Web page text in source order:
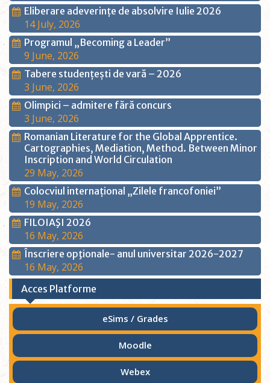
Eliberare adeverințe de absolvire Iulie 2026
14 July, 2026
Programul „Becoming a Leader”
9 June, 2026
Tabere studențești de vară – 2026
3 June, 2026
Olimpici – admitere fără concurs
3 June, 2026
Romanian Literature for the Global Apprentice.
Cartographies, Mediation, Method. Between Minor
Inscription and World Circulation
29 May, 2026
Colocviul internațional „Zilele francofoniei”
19 May, 2026
FILOIAŞI 2026
16 May, 2026
Înscriere opţionale- anul universitar 2026-2027
16 May, 2026
Acces Platforme
eSims / Grades
Moodle
Webex